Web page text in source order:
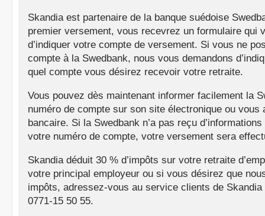
Skandia est partenaire de la banque suédoise
premier versement, vous recevrez un formulaire qui
d’indiquer votre compte de versement. Si vous ne
compte à la Swedbank, nous vous demandons
quel compte vous désirez recevoir votre retraite.
Vous pouvez dès maintenant informer facilement la
numéro de compte sur son site électronique ou vous
bancaire. Si la Swedbank n’a pas reçu
votre numéro de compte, votre versement sera
Skandia déduit 30 % d’impôts sur votre retraite
votre principal employeur ou si vous désirez que
impôts, adressez-vous au service clients de Skandia
0771-15 50 55.